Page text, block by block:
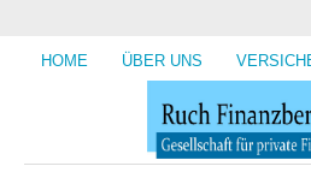
HOME ÜBER UNS